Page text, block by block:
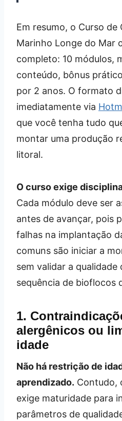
Em resumo, o Curso de
Marinho Longe do Mar
completo: 10 módulos,
conteúdo, bônus
por 2 anos. O formato
imediatamente via
que você tenha tudo
montar uma produção
litoral.
O curso exige
Cada módulo deve ser
antes de avançar, pois
falhas na implantação
comuns são iniciar a
sem validar a qualidade
sequência de bioflocos
1.
alergênicos ou
idade
Não há restrição de
aprendizado. Contudo,
exige maturidade para
parâmetros de